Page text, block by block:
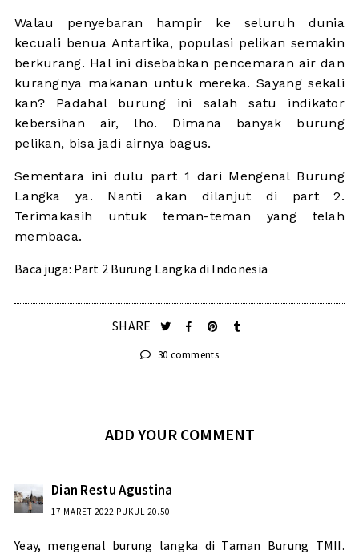
Walau penyebaran hampir ke seluruh dunia
kecuali benua Antartika, populasi pelikan semakin
berkurang. Hal ini disebabkan pencemaran air dan
kurangnya makanan untuk mereka. Sayang sekali
kan? Padahal burung ini salah satu indikator
kebersihan air, lho. Dimana banyak burung
pelikan, bisa jadi airnya bagus.
Sementara ini dulu part 1 dari Mengenal Burung
Langka ya. Nanti akan dilanjut di part 2.
Terimakasih untuk teman-teman yang telah
membaca.
Baca juga: Part 2 Burung Langka di Indonesia
SHARE
30 comments
ADD YOUR COMMENT
Dian Restu Agustina
17 MARET 2022 PUKUL 20.50
Yeay, mengenal burung langka di Taman Burung TMII.